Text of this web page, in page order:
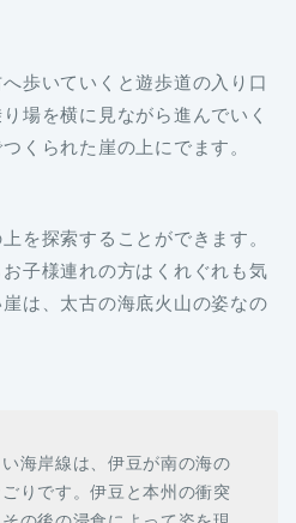
歩いていくと遊歩道の入り口
場を横に見ながら進んでいく
くられた崖の上にでます。
を探索することができます。
子様連れの方はくれぐれも気
は、太古の海底火山の姿なの
海岸線は、伊豆が南の海の
りです。伊豆と本州の衝突